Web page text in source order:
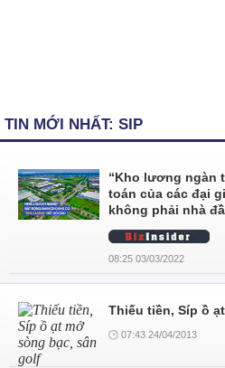
TIN MỚI NHẤT: SIP
“Kho lương ngàn
toán của các đại
không phải nhà
08:25 03/03/2022
Thiếu tiền, Síp ồ
07:43 24/04/2013